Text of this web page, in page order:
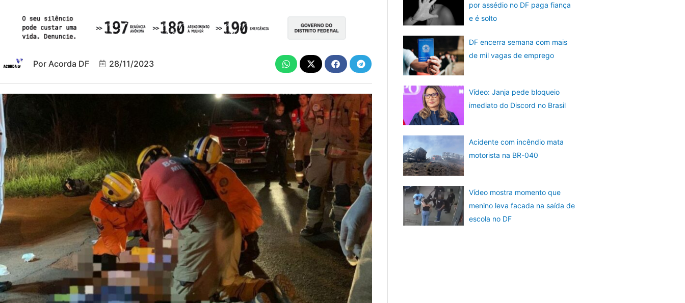
Por Acorda DF 28/11/2023
por assédio no DF paga fiança
e é solto
DF encerra semana com mais
de mil vagas de emprego
Vídeo: Janja pede bloqueio
imediato do Discord no Brasil
Acidente com incêndio mata
motorista na BR-040
Vídeo mostra momento que
menino leva facada na saída de
escola no DF